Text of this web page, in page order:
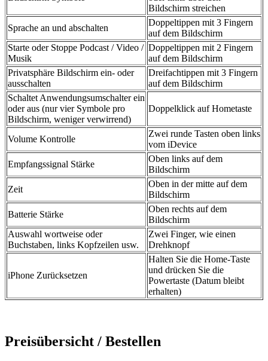
Bildschirm streichen
Sprache an und abschalten
Doppeltippen mit 3 Fingern
auf dem Bildschirm
Starte oder Stoppe Podcast / Video /
Musik
Doppeltippen mit 2 Fingern
auf dem Bildschirm
Privatsphäre Bildschirm ein- oder
ausschalten
Dreifachtippen mit 3 Fingern
auf dem Bildschirm
Schaltet Anwendungsumschalter ein
oder aus (nur vier Symbole pro
Bildschirm, weniger verwirrend)
Doppelklick auf Hometaste
Volume Kontrolle
Zwei runde Tasten oben links
vom iDevice
Empfangssignal Stärke
Oben links auf dem
Bildschirm
Zeit
Oben in der mitte auf dem
Bildschirm
Batterie Stärke
Oben rechts auf dem
Bildschirm
Auswahl wortweise oder
Buchstaben, links Kopfzeilen usw.
Zwei Finger, wie einen
Drehknopf
iPhone Zurücksetzen
Halten Sie die Home-Taste
und drücken Sie die
Powertaste (Datum bleibt
erhalten)
Preisübersicht / Bestellen